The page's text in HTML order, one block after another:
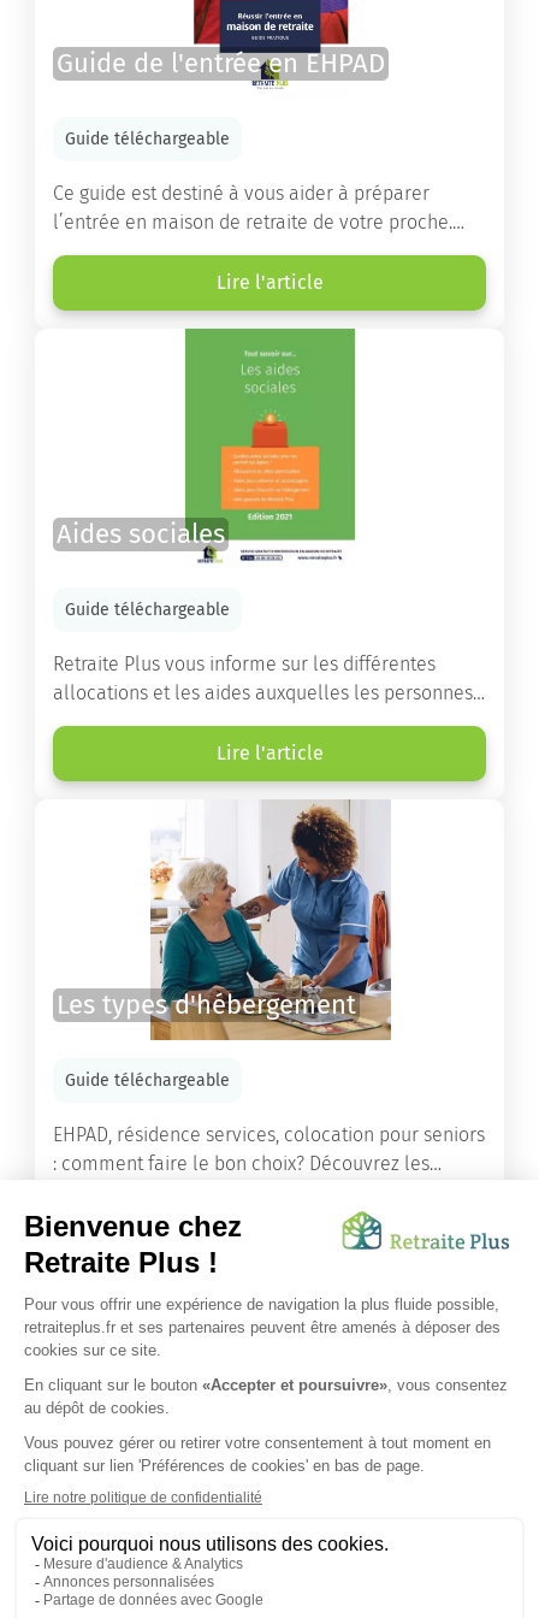
Guide de l'entrée en EHPAD
Guide téléchargeable
Ce guide est destiné à vous aider à préparer
l’entrée en maison de retraite de votre proche.
Vous y trouverez un panorama des différents types
d’établissements ainsi que des conseils pratiques
destinés à orienter les familles et à leur faciliter
Lire l'article
Aides sociales
Guide téléchargeable
Retraite Plus vous informe sur les différentes
allocations et les aides auxquelles les personnes
âgées ont droit pour financer un séjour en maison
de retraite ou un maintien à domicile.
Lire l'article
Les types d'hébergement
Guide téléchargeable
EHPAD, résidence services, colocation pour seniors
: comment faire le bon choix? Découvrez les
ainés.
Lire l'article
Vous avez besoin d’une aide de nos équipes ?
Obtenir les tarifs & disponibilités
SUIVEZ-NOUS SUR :
Protection données personnelles